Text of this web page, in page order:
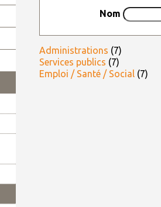
Nom
Administrations (7)
Services publics (7)
Emploi / Santé / Social (7)